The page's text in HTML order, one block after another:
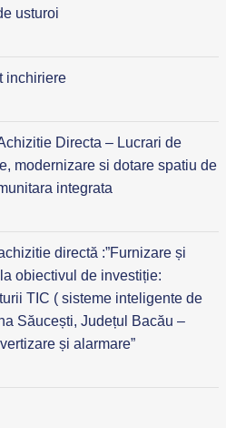
usturoi
inchiriere
Directa – Lucrari de
modernizare si dotare spatiu de
integrata
directă :”Furnizare și
obiectivul de investiție:
TIC ( sisteme inteligente de
Săucești, Județul Bacău –
și alarmare”